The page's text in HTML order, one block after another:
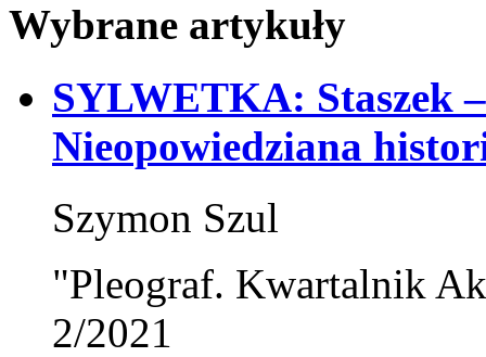
Wybrane artykuły
SYLWETKA: Staszek
Nieopowiedziana
Szymon Szul
"Pleograf. Kwartalnik
2/2021